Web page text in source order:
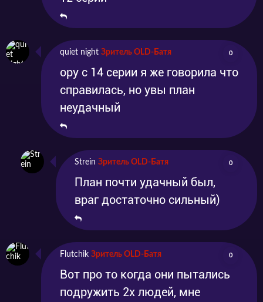
quiet night Зритель OLD-Батя 0
ору с 14 серии я же говорила что
справилась, но увы план
неудачный
Strein Зритель OLD-Батя 0
План почти удачный был,
враг достаточно сильный)
Flutchik Зритель OLD-Батя 0
Вот про то когда они пытались
подружить 2х людей, мне